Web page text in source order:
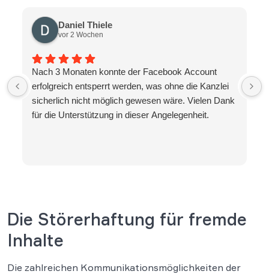
Daniel Thiele
vor 2 Wochen
Nach 3 Monaten konnte der Facebook Account
erfolgreich entsperrt werden, was ohne die Kanzlei
sicherlich nicht möglich gewesen wäre. Vielen Dank
für die Unterstützung in dieser Angelegenheit.
Die Störerhaftung für fremde
Inhalte
Die zahlreichen Kommunikationsmöglichkeiten der